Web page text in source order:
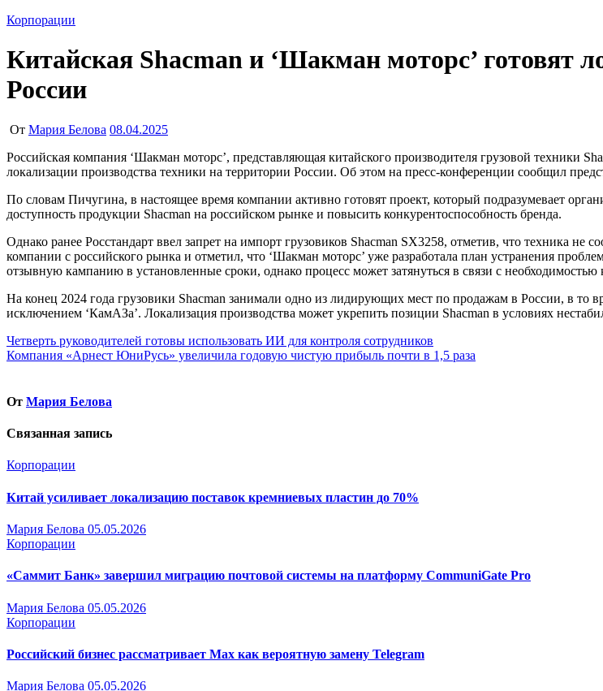
Корпорации
Китайская Shacman и ‘Шакман моторс’ готовят
России
От Мария Белова 08.04.2025
Российская компания ‘Шакман моторс’, представляющая китайского производителя грузовой техники Shacman, совместно с заводом Shaanxi Heavy Duty Automobile Co. работают над проектом
локализации производства техники на территории России. Об этом на пресс-конференции сообщил
По словам Пичугина, в настоящее время компании активно готовят проект, который подразумевает
доступность продукции Shacman на российском рынке и повысить конкурентоспособность бренда.
Однако ранее Росстандарт ввел запрет на импорт грузовиков Shacman SX3258, отметив, что техника не
компании с российского рынка и отметил, что ‘Шакман моторс’ уже разработала план устранения
отзывную кампанию в установленные сроки, однако процесс может затянуться в связи с необходимостью
На конец 2024 года грузовики Shacman занимали одно из лидирующих мест по продажам в России, в то
исключением ‘КамАЗа’. Локализация производства может укрепить позиции Shacman в условиях
Навигация
по
Четверть руководителей готовы использовать ИИ для контроля сотрудников
Компания «Арнест ЮниРусь» увеличила годовую чистую прибыль почти в 1,5 раза
От Мария Белова
Связанная запись
Корпорации
Китай усиливает локализацию поставок кремниевых пластин до 70%
Мария Белова 05.05.2026
Корпорации
«Саммит Банк» завершил миграцию почтовой системы на платформу CommuniGate Pro
Мария Белова 05.05.2026
Корпорации
Российский бизнес рассматривает Max как вероятную замену Telegram
Мария Белова 05.05.2026